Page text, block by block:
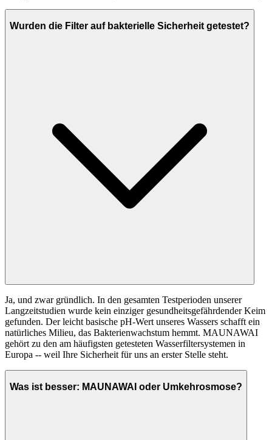
Wurden die Filter auf bakterielle Sicherheit getestet?
Ja, und zwar gründlich. In den gesamten Testperioden unserer
Langzeitstudien wurde kein einziger gesundheitsgefährdender Keim
gefunden. Der leicht basische pH-Wert unseres Wassers schafft ein
natürliches Milieu, das Bakterienwachstum hemmt. MAUNAWAI
gehört zu den am häufigsten getesteten Wasserfiltersystemen in
Europa -- weil Ihre Sicherheit für uns an erster Stelle steht.
Was ist besser: MAUNAWAI oder Umkehrosmose?